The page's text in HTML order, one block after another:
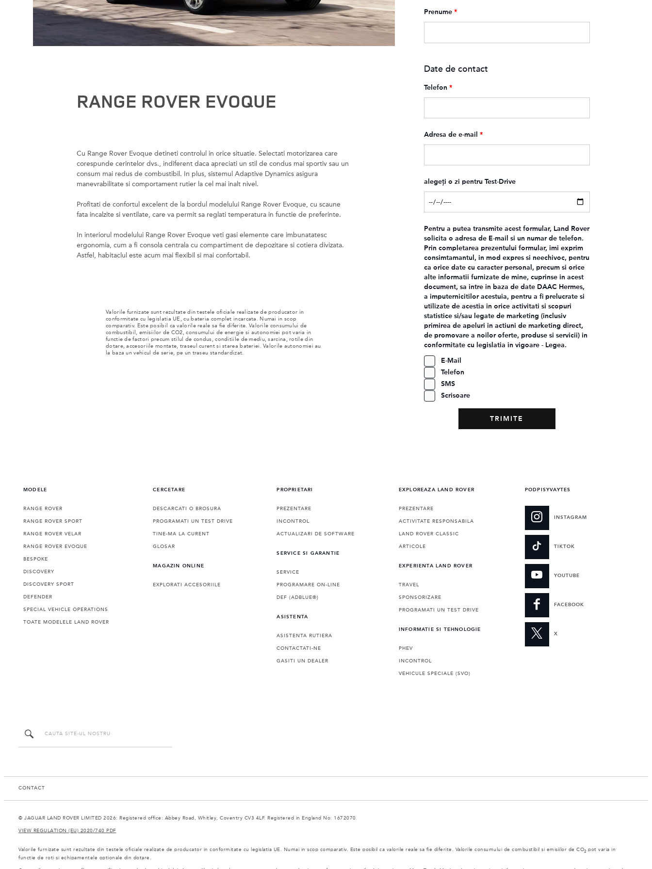
RANGE ROVER EVOQUE
Cu Range Rover Evoque detineti controlul in orice situatie. Selectati motorizarea care
corespunde cerintelor dvs., indiferent daca apreciati un stil de condus mai sportiv sau un
consum mai redus de combustibil. In plus, sistemul Adaptive Dynamics asigura
manevrabilitate si comportament rutier la cel mai inalt nivel.
Profitati de confortul excelent de la bordul modelului Range Rover Evoque, cu scaune
fata incalzite si ventilate, care va permit sa reglati temperatura in functie de preferinte.
In interiorul modelului Range Rover Evoque veti gasi elemente care imbunatatesc
ergonomia, cum a fi consola centrala cu compartiment de depozitare si cotiera divizata.
Astfel, habitaclul este acum mai flexibil si mai confortabil.
Valorile furnizate sunt rezultate din testele oficiale realizate de producator in
conformitate cu legislatia UE, cu bateria complet incarcata. Numai in scop
comparativ. Este posibil ca valorile reale sa fie diferite. Valorile consumului de
combustibil, emisiilor de CO2, consumului de energie si autonomiei pot varia in
functie de factori precum stilul de condus, conditiile de mediu, sarcina, rotile din
dotare, accesoriile montate, traseul curent si starea bateriei. Valorile autonomiei au
la baza un vehicul de serie, pe un traseu standardizat.
Prenume *
Date de contact
Telefon *
Adresa de e-mail *
alegeți o zi pentru Test-Drive
Pentru a putea transmite acest formular, Land Rover
solicita o adresa de E-mail si un numar de telefon.
Prin completarea prezentului formular, imi exprim
consimtamantul, in mod expres si neechivoc, pentru
ca orice date cu caracter personal, precum si orice
alte informatii furnizate de mine, cuprinse in acest
document, sa intre in baza de date DAAC Hermes,
a imputernicitilor acestuia, pentru a fi prelucrate si
utilizate de acestia in orice activitati si scopuri
statistice si/sau legate de marketing (inclusiv
primirea de apeluri in actiuni de marketing direct,
de promovare a noilor oferte, produse si servicii) in
conformitate cu legislatia in vigoare - Legea.
E-Mail
Telefon
SMS
Scrisoare
MODELE
RANGE ROVER
RANGE ROVER SPORT
RANGE ROVER VELAR
RANGE ROVER EVOQUE
BESPOKE
DISCOVERY
DISCOVERY SPORT
DEFENDER
SPECIAL VEHICLE OPERATIONS
TOATE MODELELE LAND ROVER
CERCETARE
DESCARCATI O BROSURA
PROGRAMATI UN TEST DRIVE
TINE-MA LA CURENT
GLOSAR
MAGAZIN ONLINE
EXPLORATI ACCESORIILE
PROPRIETARI
PREZENTARE
INCONTROL
ACTUALIZARI DE SOFTWARE
SERVICE SI GARANTIE
SERVICE
PROGRAMARE ON-LINE
DEF (ADBLUE®)
ASISTENTA
ASISTENTA RUTIERA
CONTACTATI-NE
GASITI UN DEALER
EXPLOREAZA LAND ROVER
PREZENTARE
ACTIVITATE RESPONSABILA
LAND ROVER CLASSIC
ARTICOLE
EXPERIENTA LAND ROVER
TRAVEL
SPONSORIZARE
PROGRAMATI UN TEST DRIVE
INFORMATIE SI TEHNOLOGIE
PHEV
INCONTROL
VEHICULE SPECIALE (SVO)
PODPISYVAYTES
INSTAGRAM
TIKTOK
YOUTUBE
FACEBOOK
X
CONTACT
© JAGUAR LAND ROVER LIMITED 2026: Registered office: Abbey Road, Whitley, Coventry CV3 4LF. Registered in England No: 1672070
VIEW REGULATION (EU) 2020/740 PDF
Valorile furnizate sunt rezultate din testele oficiale realizate de producator in conformitate cu legislatia UE. Numai in scop comparativ. Este posibil ca valorile reale sa fie diferite. Valorile consumului de combustibil si emisiilor de CO2 pot varia in
functie de roti si echipamentele optionale din dotare.